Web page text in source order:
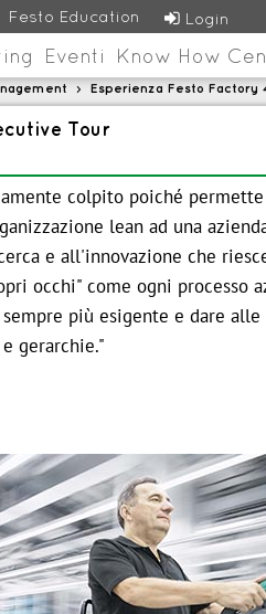
Festo Education  Login
Eventi Know How
> Esperienza Festo Factory
Tour
colpito poiché
lean ad una
e all'innovazione che
occhi" come ogni
più esigente e dare
gerarchie."